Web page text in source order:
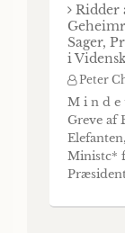
Ridder
Sager,
i
Peter
M i n d e
Greve af
Ministc*
holden. i